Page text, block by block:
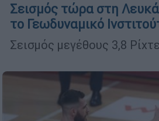
Σεισμός τώρα στη
το Γεωδυναμικό
Σεισμός μεγέθους 3,8